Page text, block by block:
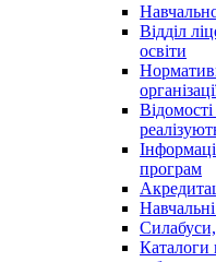
Відділ
освіти
програм
Каталоги